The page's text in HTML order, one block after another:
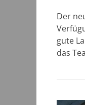
Der
gute
das